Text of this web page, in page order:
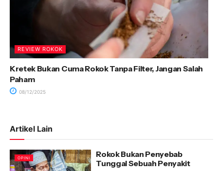
REVIEW ROKOK
Kretek Bukan Cuma Rokok Tanpa Filter, Jangan Salah
Paham
08/12/2025
Artikel Lain
OPINI
Rokok Bukan Penyebab
Tunggal Sebuah Penyakit